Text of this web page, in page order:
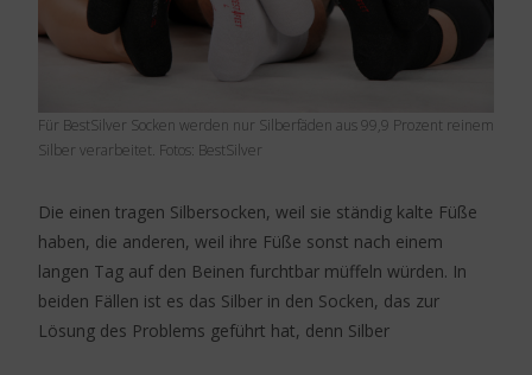
Für BestSilver Socken werden nur Silberfäden aus 99,9 Prozent reinem
Silber verarbeitet. Fotos: BestSilver
Die einen tragen Silbersocken, weil sie ständig kalte Füße
haben, die anderen, weil ihre Füße sonst nach einem
langen Tag auf den Beinen furchtbar müffeln würden. In
beiden Fällen ist es das Silber in den Socken, das zur
Lösung des Problems geführt hat, denn Silber